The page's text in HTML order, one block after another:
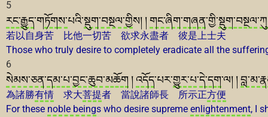
5
རང་རྒྱུད་གཏོགས་པའི་སྡུག་བསྔལ་གྱིས། །གང་ཞིག་གཞན་གྱི་སྡུག་བསྔལ་
若以自身苦 比他一切苦 欲求永盡者 彼是上士夫
Those who truly desire to completely eradicate all the
6
སེམས་ཅན་དམ་པ་བྱང་ཆུབ་མཆོག །འདོད་པར་གྱུར་པ་དེ་དག་ལ། །
為諸勝有情 求大菩提者 當說諸師長 所示正方便
For these noble beings who desire supreme enlightenment, I